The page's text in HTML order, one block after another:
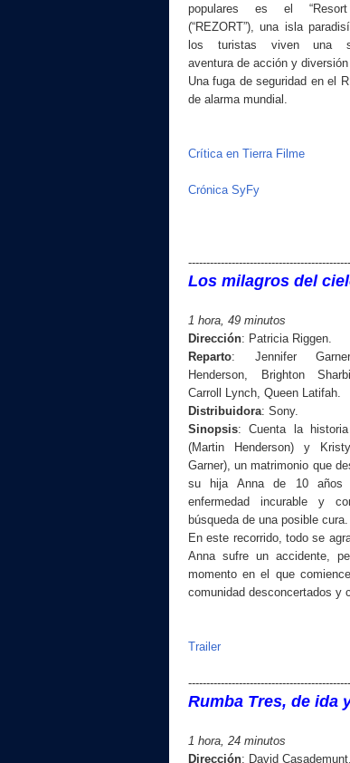
populares es el “Resort
(“REZORT”), una isla
los turistas viven una
aventura de acción y
Una fuga de seguridad en el
de alarma mundial.
Crítica en Tierra Filme
Crónica SyFy
Los milagros del
1 hora, 49 minutos
Dirección: Patricia Riggen
Reparto: Jennifer
Henderson, Brighton
Carroll Lynch, Queen Latifah.
Distribuidora: Sony.
Sinopsis: Cuenta la
(Martin Henderson) y
Garner), un matrimonio que
su hija Anna de 10 años
enfermedad incurable y
búsqueda de una posible cura.
En este recorrido, todo se
Anna sufre un accidente,
momento en el que
comunidad desconcertados y
Trailer
Rumba Tres, de ida
1 hora, 24 minutos
Dirección: David